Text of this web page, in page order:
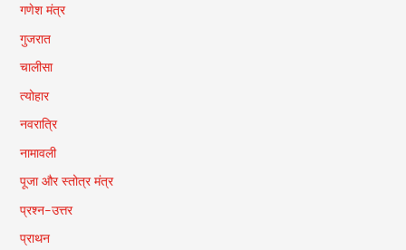
गणेश मंत्र
गुजरात
चालीसा
त्योहार
नवरात्रि
नामावली
पूजा और स्तोत्र मंत्र
प्रश्न-उत्तर
प्राथन